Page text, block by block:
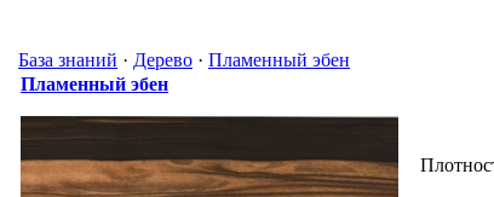
База знаний · Дерево · Пламенный эбен
Пламенный эбен